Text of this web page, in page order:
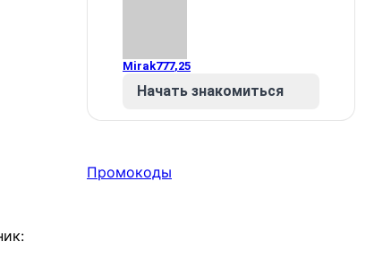
Mirak777,25
Начать знакомиться
Промокоды